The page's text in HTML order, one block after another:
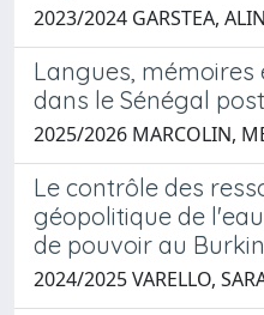
2023/2024 GARSTEA,
Langues,
dans le Sénégal
2025/2026 MARCOLIN,
Le contrôle des
géopolitique de
de pouvoir au
2024/2025 VARELLO,